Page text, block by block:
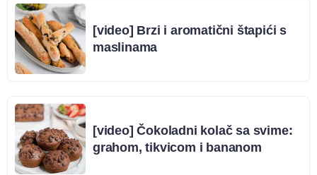
[video] Brzi i aromatični štapići s
maslinama
[video] Čokoladni kolač sa svime:
grahom, tikvicom i bananom